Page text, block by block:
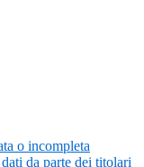
o incompleta
da parte dei titolari